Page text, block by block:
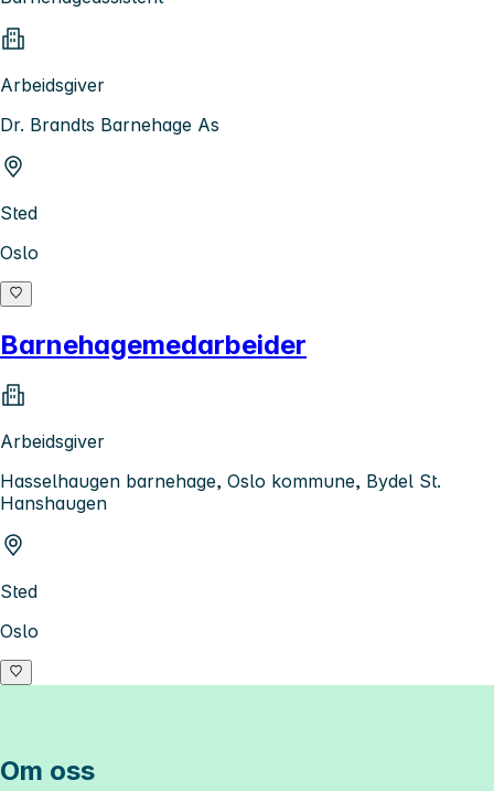
Arbeidsgiver
Dr. Brandts Barnehage As
Sted
Oslo
Barnehagemedarbeider
Arbeidsgiver
Hasselhaugen barnehage, Oslo kommune, Bydel St.
Hanshaugen
Sted
Oslo
Om oss